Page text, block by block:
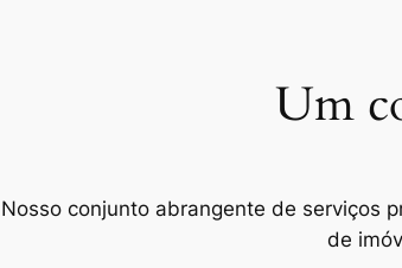
Um
Nosso conjunto abrangente de serviços
de